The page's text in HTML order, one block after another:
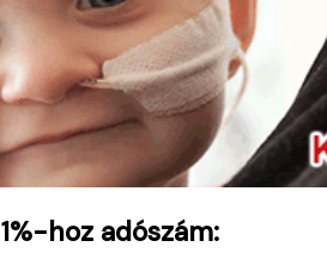
hoz adószám: